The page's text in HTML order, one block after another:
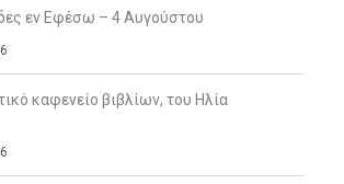
εν Εφέσω – 4 Αυγούστου
καφενείο βιβλίων, του Ηλία